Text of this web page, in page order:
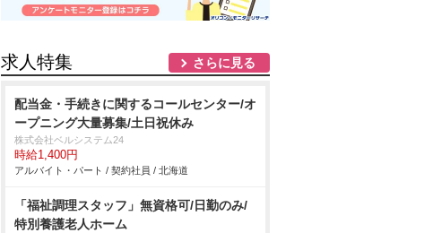
求人特集 さらに見る
配当金・手続きに関するコールセンター/オ
ープニング大量募集/土日祝休み
株式会社ベルシステム24
時給1,400円
アルバイト・パート / 契約社員 / 北海道
「福祉調理スタッフ」無資格可/日勤のみ/
特別養護老人ホーム